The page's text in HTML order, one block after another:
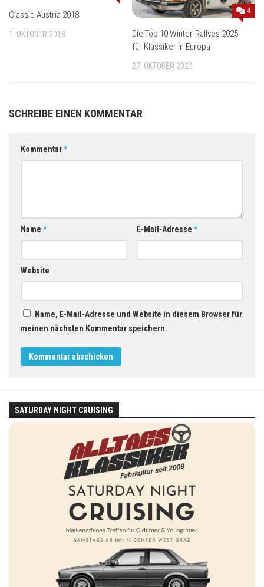
Classic Austria 2018
1. OKTOBER 2018
4
Die Top 10 Winter-Rallyes 2025
für Klassiker in Europa
27. OKTOBER 2024
SCHREIBE EINEN KOMMENTAR
Kommentar*
Name * E-Mail-Adresse *
Website
Name, E-Mail-Adresse und Website in diesem Browser für
meinen nächsten Kommentar speichern.
SATURDAY NIGHT CRUISING